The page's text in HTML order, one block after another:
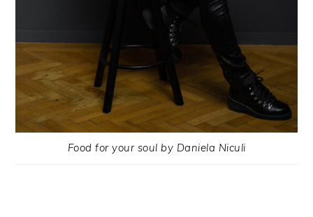
Food for your soul by Daniela Niculi